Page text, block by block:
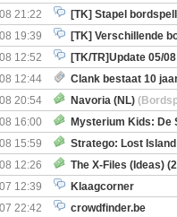
21:22
[TK] Stapel
Retaliation, Zombicide
19:39
[TK] Verschillende
12:52
[TK/TR]Update 05/
Imperium Horizons,
12:44
Clank bestaat 10
uitbreiding
20:54 Navoria (NL)
16:00
Mysterium Kids: De
Boe
(Bordspellen)
15:59 Stratego: Lost Island
12:26
The X-Files (Ideas)
12:39
Klaagcorner
22:42
crowdfinder.be